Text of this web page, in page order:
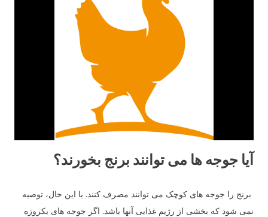
آیا جوجه ها می توانند برنج بخورند؟
برنج را جوجه های کوچک می توانند مصرف کنند. با این حال، توصیه
نمی شود که بخشی از رژیم غذایی آنها باشد. اگر جوجه های یکروزه